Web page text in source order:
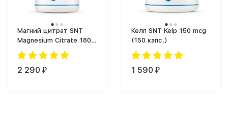
Магний цитрат SNT
Magnesium Citrate 180
tabs (180 таб.)
2 290 ₽
Келп SNT Kelp 150 mcg
(150 капс.)
1 590 ₽